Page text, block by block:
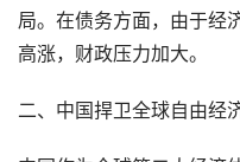
局。在债务方面，由于经
高涨，财政压力加大。
二、中国捍卫全球自由经